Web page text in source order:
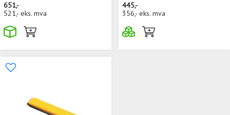
651,-
521,- eks. mva
445,-
356,- eks. mva